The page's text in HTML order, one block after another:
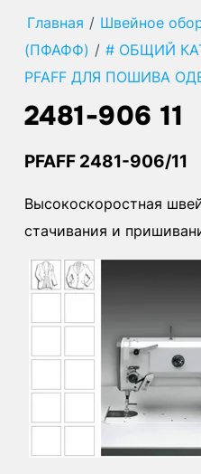
Главная / Швейное
(ПФАФФ) / # ОБЩИЙ
PFAFF ДЛЯ ПОШИВА
2481-906 11
PFAFF 2481-906/11
Высокоскоростная
стачивания и